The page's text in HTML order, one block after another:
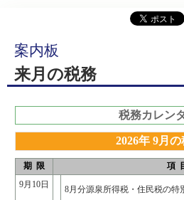
案内板
来月の税務
税務カレン
2026年 9月
期 限
項
9月10日
8月分源泉所得税・住民税の特